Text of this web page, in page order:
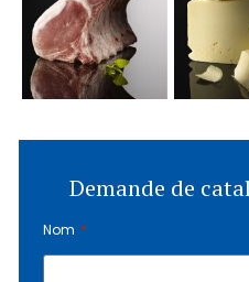
Demande de
Nom